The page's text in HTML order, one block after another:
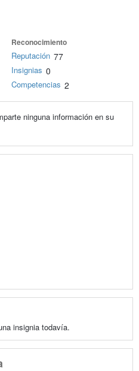
Reconocimiento
Reputación 77
Insignias 0
Competencias 2
ninguna información en su
insignia todavía.